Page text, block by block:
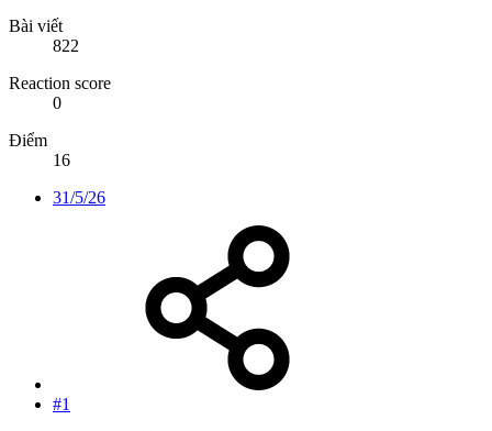
Bài viết
822
Reaction score
0
Điểm
16
31/5/26
#1